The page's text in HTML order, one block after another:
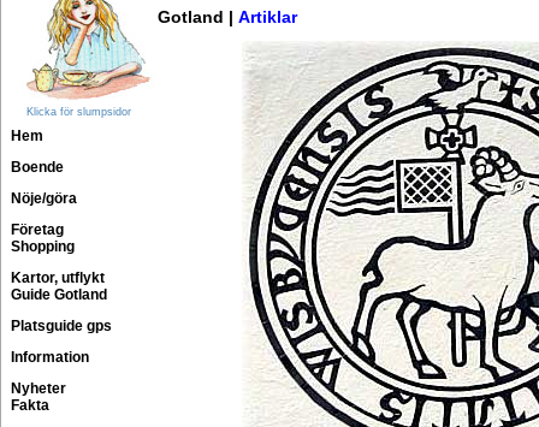
Klicka för slumpsidor
Hem
Boende
Nöje/göra
Företag
Shopping
Kartor, utflykt
Guide Gotland
Platsguide gps
Information
Nyheter
Fakta
Gotland | Artiklar